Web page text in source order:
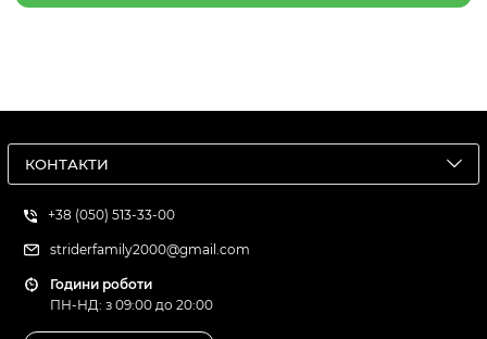
КОНТАКТИ
+38 (050) 513-33-00
striderfamily2000@gmail.com
Години роботи
ПН-НД: з 09:00 до 20:00